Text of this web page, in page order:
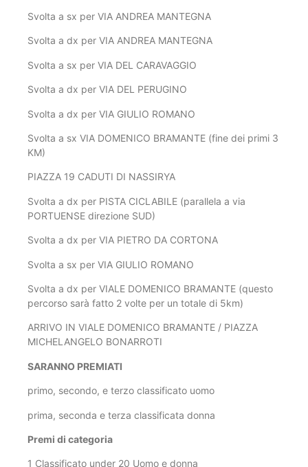
Svolta a sx per VIA ANDREA MANTEGNA
Svolta a dx per VIA ANDREA MANTEGNA
Svolta a sx per VIA DEL CARAVAGGIO
Svolta a dx per VIA DEL PERUGINO
Svolta a dx per VIA GIULIO ROMANO
Svolta a sx VIA DOMENICO BRAMANTE (fine dei primi 3
KM)
PIAZZA 19 CADUTI DI NASSIRYA
Svolta a dx per PISTA CICLABILE (parallela a via
PORTUENSE direzione SUD)
Svolta a dx per VIA PIETRO DA CORTONA
Svolta a sx per VIA GIULIO ROMANO
Svolta a dx per VIALE DOMENICO BRAMANTE (questo
percorso sarà fatto 2 volte per un totale di 5km)
ARRIVO IN VIALE DOMENICO BRAMANTE / PIAZZA
MICHELANGELO BONARROTI
SARANNO PREMIATI
primo, secondo, e terzo classificato uomo
prima, seconda e terza classificata donna
Premi di categoria
1 Classificato under 20 Uomo e donna